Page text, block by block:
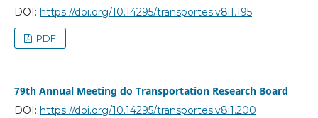
DOI: https://doi.org/10.14295/transportes.v8i1.195
PDF
79th Annual Meeting do Transportation Research Board
DOI: https://doi.org/10.14295/transportes.v8i1.200